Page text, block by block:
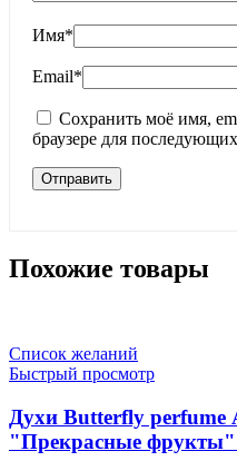
Имя*
Email*
Сохранить моё имя,
браузере для
Похожие товары
Список желаний
Быстрый просмотр
Духи Butterfly perfume
"Прекрасные